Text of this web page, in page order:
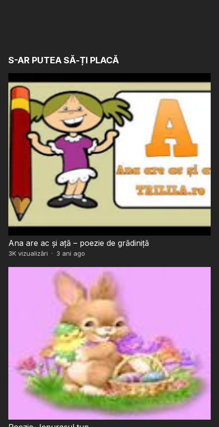
S-AR PUTEA SĂ-ȚI PLACĂ
Ana are ac și ață – poezie de grădiniță
3Kvizualizări · 3 ani ago